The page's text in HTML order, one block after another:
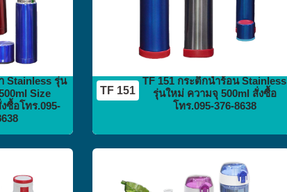
Stainless รุ่น
Size
ซื้อโทร.095-
TF 151
TF 151 กระติกน้ำร้อน Stainless
รุ่นใหม่ ความจุ 500ml สั่งซื้อ
โทร.095-376-8638
กระบอกน้ำ
flask vacuum